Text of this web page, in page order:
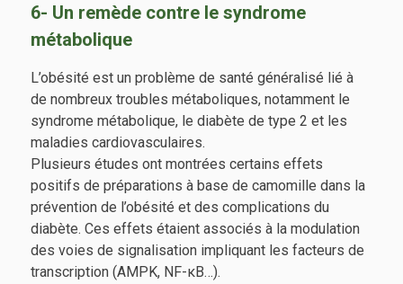
6- Un remède contre le syndrome
métabolique
L’obésité est un problème de santé généralisé lié à
de nombreux troubles métaboliques, notamment le
syndrome métabolique, le diabète de type 2 et les
maladies cardiovasculaires.
Plusieurs études ont montrées certains effets
positifs de préparations à base de camomille dans la
prévention de l’obésité et des complications du
diabète. Ces effets étaient associés à la modulation
des voies de signalisation impliquant les facteurs de
transcription (AMPK, NF-κB…).